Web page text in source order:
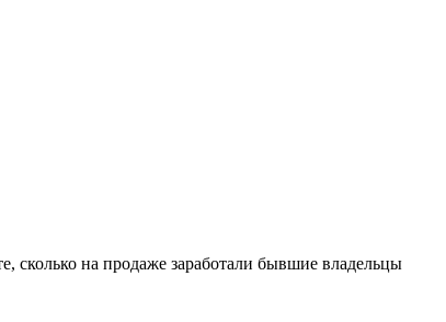
сколько на продаже заработали бывшие владельцы